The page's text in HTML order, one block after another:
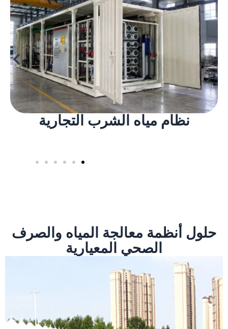
نظام مياه الشرب التجارية
حلول أنظمة معالجة المياه والصرف
الصحي المعيارية